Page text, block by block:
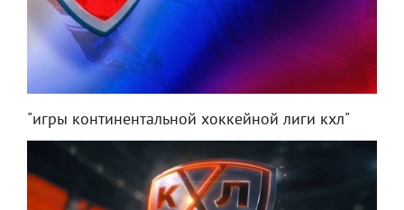
"игры континентальной хоккейной лиги кхл"